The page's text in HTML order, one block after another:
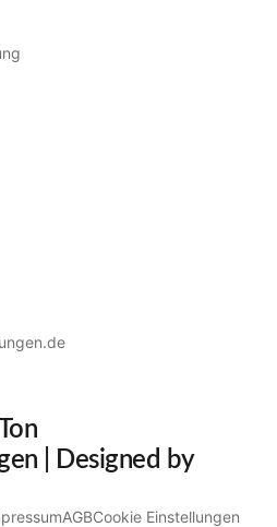
|
Designed by
AGBCookie Einstellungen